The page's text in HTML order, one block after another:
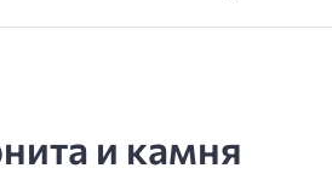
и камня